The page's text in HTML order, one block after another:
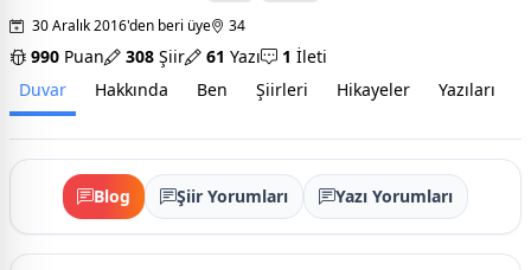
30 Aralık 2016'den beri üye 34
990 Puan 308 Şiir 61 Yazı 1 İleti
Duvar
Hakkında Ben Şiirleri Hikayeler Yazıları
Blog Şiir Yorumları Yazı Yorumları